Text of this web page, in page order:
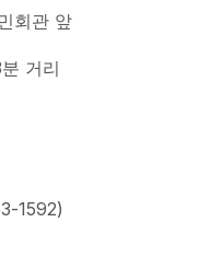
회관 앞
거리
1592)